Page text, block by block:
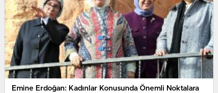
Emine Erdoğan: Kadınlar Konusunda Önemli Noktalara